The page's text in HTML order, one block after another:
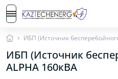
ИБП (Источник
ИБП (Источник
ALPHA 160кВА